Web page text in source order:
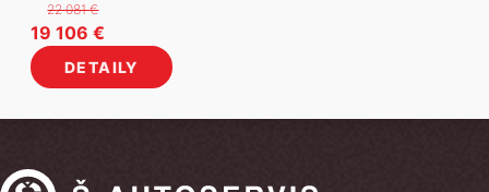
22 081€
Pôvodná
cena
bola:
19 106 €Aktuálna
cena
je:
DETAILY